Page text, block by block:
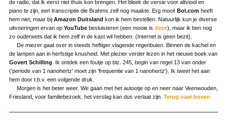
de radio, dat ik eerst niet thuis kon brengen. Het bleek de versie voor altviool en
piano te zijn, een transcriptie die Brahms zelf nog maakte. Erg mooi! Bol.comheeft
hem niet, maar bij Amazon Duitsland kon ik hem bestellen. Natuurlijk kun je diverse
uitvoeringen ervan op YouTubebesluisteren (een mooie is deze), maar ik ben nog
zo ouderwets dat ik hem zelf in de kast wil hebben. (Internet is geen bezit).
De miezer gaat over in steeds heftiger vlagende regenbuien. Binnen de kachel en
de lampen aan in herfstige knusheid. Met plezier verder lezen in het nieuwe boek van
Govert Schilling . Ik ontdek een foutje op blz. 245, begin van regel 13 van onder
('periode van 1 nanohertz' moet zijn 'frequentie van 1 nanohertz'). Ik tweethet aan
hem door t.b.v. een volgende druk.
Morgen is het beter weer. We gaan met het autootje op en neer naar Veenwouden,
Friesland, voor familiebezoek. het verslag kan dus verlaat zijn. Terug naar boven